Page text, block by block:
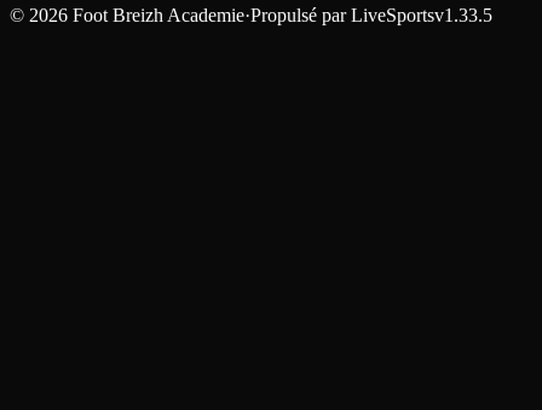
© 2026 Foot Breizh Academie·Propulsé par LiveSportsv1.33.5